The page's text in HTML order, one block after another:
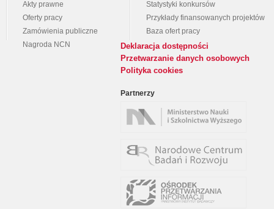
Akty prawne
Oferty pracy
Zamówienia publiczne
Nagroda NCN
Statystyki konkursów
Przykłady finansowanych projektów
Baza ofert pracy
Deklaracja dostępności
Przetwarzanie danych osobowych
Polityka cookies
Partnerzy